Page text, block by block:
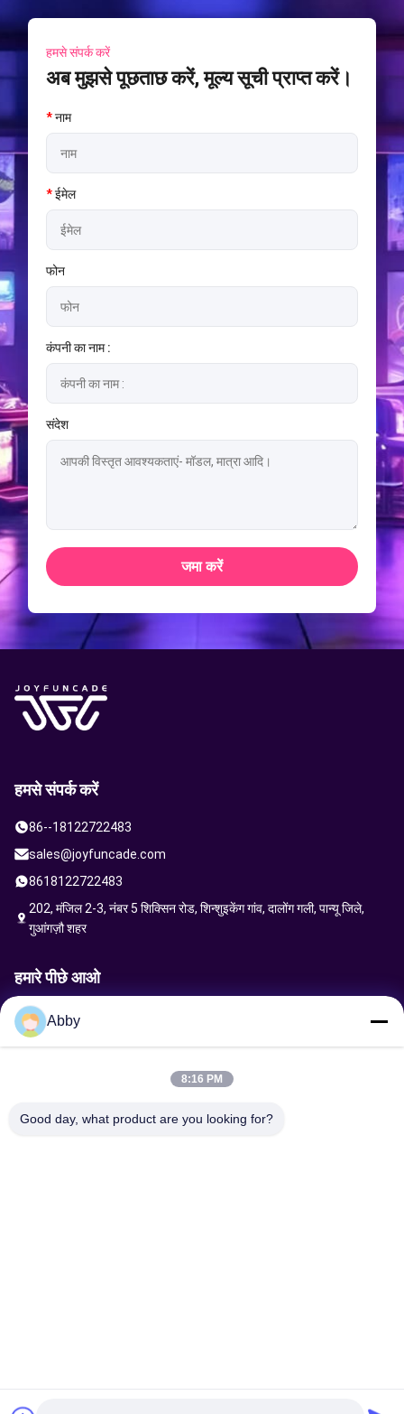
हमसे संपर्क करें
अब मुझसे पूछताछ करें, मूल्य सूची प्राप्त करें।
*नाम
*ईमेल
फोन
कंपनी का नाम :
संदेश
जमा करें
हमसे संपर्क करें
86--18122722483
sales@joyfuncade.com
8618122722483
202, मंजिल 2-3, नंबर 5 शिक्सिन रोड, शिन्शुइकेंग गांव, दालोंग गली, पान्यू जिले,
गुआंगज़ौ शहर
हमारे पीछे आओ
Abby
8:16 PM
Good day, what product are you looking for?